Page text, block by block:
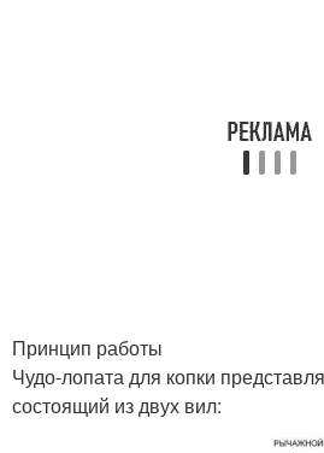
Принцип работы
Чудо-лопата для копки
состоящий из двух вил: